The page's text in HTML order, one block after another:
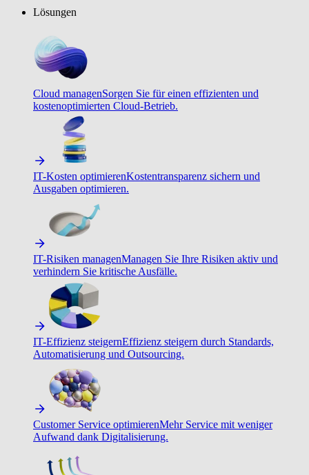
Lösungen
Cloud managenSorgen Sie für einen effizienten und
kostenoptimierten Cloud-Betrieb.
IT-Kosten optimierenKostentransparenz sichern und
Ausgaben optimieren.
IT-Risiken managenManagen Sie Ihre Risiken aktiv und
verhindern Sie kritische Ausfälle.
IT-Effizienz steigernEffizienz steigern durch Standards,
Automatisierung und Outsourcing.
Customer Service optimierenMehr Service mit weniger
Aufwand dank Digitalisierung.